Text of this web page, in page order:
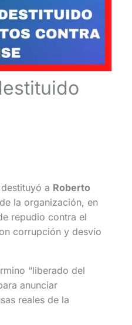
a Roberto
la organización, en
repudio contra el
corrupción y desvío
“liberado del
anunciar
reales de la